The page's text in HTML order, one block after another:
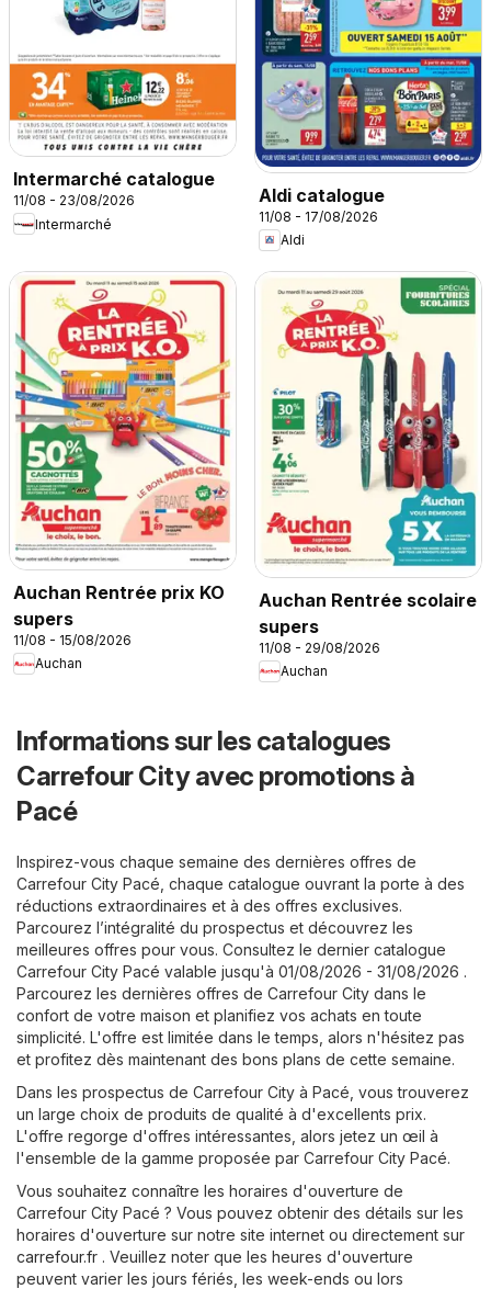
Intermarché catalogue
11/08 - 23/08/2026
Intermarché
Aldi catalogue
11/08 - 17/08/2026
Aldi
Auchan Rentrée prix KO
supers
11/08 - 15/08/2026
Auchan
Auchan Rentrée scolaire
supers
11/08 - 29/08/2026
Auchan
Informations sur les catalogues
Carrefour City avec promotions à
Pacé
Inspirez-vous chaque semaine des dernières offres de
Carrefour City Pacé, chaque catalogue ouvrant la porte à des
réductions extraordinaires et à des offres exclusives.
Parcourez l’intégralité du prospectus et découvrez les
meilleures offres pour vous. Consultez le dernier catalogue
Carrefour City Pacé valable jusqu'à 01/08/2026 - 31/08/2026 .
Parcourez les dernières offres de Carrefour City dans le
confort de votre maison et planifiez vos achats en toute
simplicité. L'offre est limitée dans le temps, alors n'hésitez pas
et profitez dès maintenant des bons plans de cette semaine.
Dans les prospectus de Carrefour City à Pacé, vous trouverez
un large choix de produits de qualité à d'excellents prix.
L'offre regorge d'offres intéressantes, alors jetez un œil à
l'ensemble de la gamme proposée par Carrefour City Pacé.
Vous souhaitez connaître les horaires d'ouverture de
Carrefour City Pacé ? Vous pouvez obtenir des détails sur les
horaires d'ouverture sur notre site internet ou directement sur
carrefour.fr . Veuillez noter que les heures d'ouverture
peuvent varier les jours fériés, les week-ends ou lors